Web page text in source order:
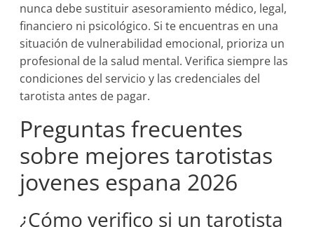
nunca debe sustituir asesoramiento médico, legal,
financiero ni psicológico. Si te encuentras en una
situación de vulnerabilidad emocional, prioriza un
profesional de la salud mental. Verifica siempre las
condiciones del servicio y las credenciales del
tarotista antes de pagar.
Preguntas frecuentes
sobre mejores tarotistas
jovenes espana 2026
¿Cómo verifico si un tarotista